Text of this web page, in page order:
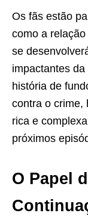
Os fãs estão
como a
se
impactantes
história de
contra o crime,
rica e
próximos
O Papel